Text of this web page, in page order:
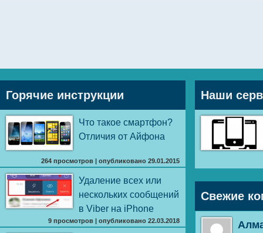
Горячие инструкции
Что такое смартфон?
Отличия от Айфона
264 просмотров |опубликовано 29.01.2015
Удаление всех или
нескольких сообщений
в Viber на iPhone
9 просмотров |опубликовано 22.03.2018
Наши
Свежие